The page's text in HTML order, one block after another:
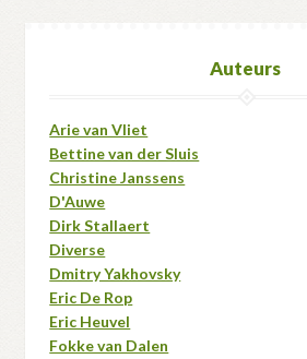
Auteurs
Arie van Vliet
Bettine van der Sluis
Christine Janssens
D'Auwe
Dirk Stallaert
Diverse
Dmitry Yakhovsky
Eric De Rop
Eric Heuvel
Fokke van Dalen